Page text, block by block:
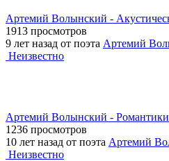
Артемий Волынский -
1913 просмотров
9 лет назад от поэта Артемий
Неизвестно
Артемий Волынский -
1236 просмотров
10 лет назад от поэта Артемий
Неизвестно